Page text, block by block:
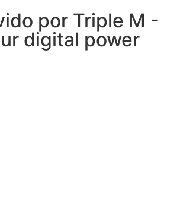
por Triple M -
digital power